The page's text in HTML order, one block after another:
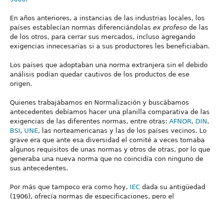
En años anteriores, a instancias de las industrias locales, los
países establecían normas diferenciándolas ex profeso de las
de los otros, para cerrar sus mercados, incluso agregando
exigencias innecesarias si a sus productores les beneficiaban.
Los países que adoptaban una norma extranjera sin el debido
análisis podían quedar cautivos de los productos de ese
origen.
Quienes trabajábamos en Normalización y buscábamos
antecedentes debíamos hacer una planilla comparativa de las
exigencias de las diferentes normas, entre otras: AFNOR, DIN,
BSI, UNE, las norteamericanas y las de los países vecinos. Lo
grave era que ante esa diversidad el comité a veces tomaba
algunos requisitos de unas normas y otros de otras, por lo que
generaba una nueva norma que no coincidía con ninguno de
sus antecedentes.
Por más que tampoco era como hoy, IEC dada su antigüedad
(1906), ofrecía normas de especificaciones, pero el